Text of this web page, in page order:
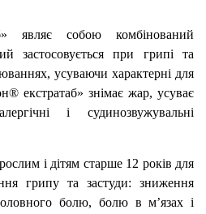
являє собою комбінований
застосовується при грипі та
усуваючи характерні для
екстратаб» знімає жар, усуває
і судинозвужувальні
і дітям старше 12 років для
грипу та застуди: зниження
болю, болю в м’язах і